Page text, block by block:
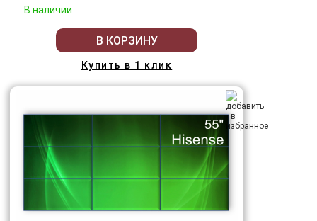
В наличии
В КОРЗИНУ
Купить в 1 клик